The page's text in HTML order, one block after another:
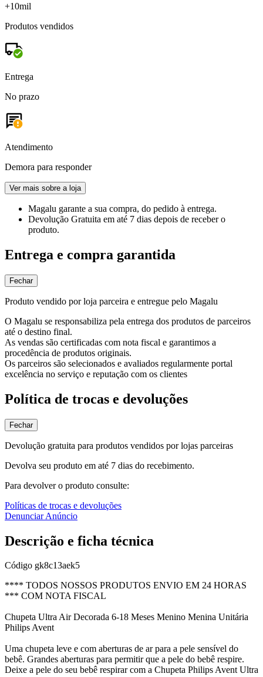
+10mil
Produtos vendidos
Entrega
No prazo
Atendimento
Demora para responder
Ver mais sobre a loja
Magalu garante a sua compra, do pedido à entrega.
Devolução Gratuita em até 7 dias depois de receber o
produto.
Entrega e compra garantida
Fechar
Produto vendido por loja parceira e entregue pelo Magalu
O Magalu se responsabiliza pela entrega dos produtos de parceiros
até o destino final.
As vendas são certificadas com nota fiscal e garantimos a
procedência de produtos originais.
Os parceiros são selecionados e avaliados regularmente portal
excelência no serviço e reputação com os clientes
Política de trocas e devoluções
Fechar
Devolução gratuita para produtos vendidos por lojas parceiras
Devolva seu produto em até 7 dias do recebimento.
Para devolver o produto consulte:
Políticas de trocas e devoluções
Denunciar Anúncio
Descrição e ficha técnica
Código gk8c13aek5
**** TODOS NOSSOS PRODUTOS ENVIO EM 24 HORAS
*** COM NOTA FISCAL
Chupeta Ultra Air Decorada 6-18 Meses Menino Menina Unitária
Philips Avent
Uma chupeta leve e com aberturas de ar para a pele sensível do
bebê. Grandes aberturas para permitir que a pele do bebê respire.
Deixe a pele do seu bebê respirar com a Chupeta Philips Avent Ultra